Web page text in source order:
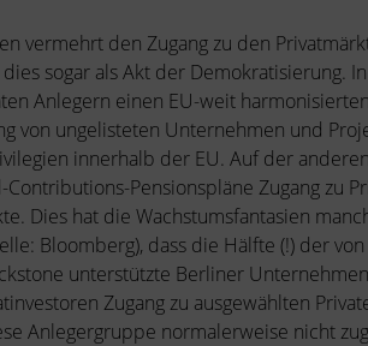
vermehrt den Zugang zu den
sogar als Akt der Demokratisierung.
Anlegern einen EU-weit
von ungelisteten Unternehmen und
innerhalb der EU. Auf der
Pensionspläne Zugang zu
Dies hat die Wachstumsfantasien
Bloomberg), dass die Hälfte (!) der
unterstützte Berliner
Zugang zu ausgewählten
Anlegergruppe normalerweise nicht